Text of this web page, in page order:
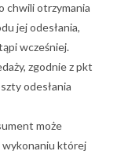
chwili otrzymania
jej odesłania,
wcześniej.
zgodnie z pkt
odesłania
może
wykonaniu której